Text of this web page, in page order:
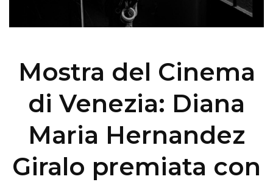
Mostra del Cinema
di Venezia: Diana
Maria Hernandez
Giralo premiata con